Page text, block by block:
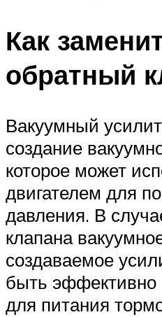
Как
обратный
Вакуумный
создание
которое может
двигателем для
давления. В
клапана
создаваемое
быть эффективно
для питания